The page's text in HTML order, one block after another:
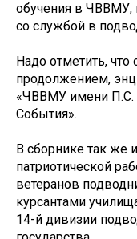
обучения в ЧВВМУ,
со службой в
Надо отметить, что
продолжением,
«ЧВВМУ имени П.С.
События».
В сборнике так же
патриотической
ветеранов
курсантами
14-й дивизии